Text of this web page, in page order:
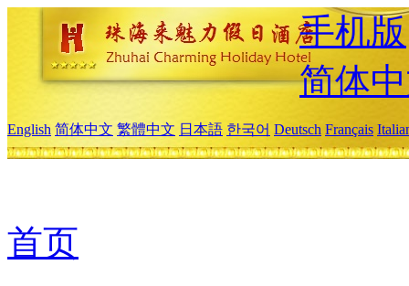
手机版
简体
English 简体中文 繁體中文 日本語 한국어 Deutsch Français
首页